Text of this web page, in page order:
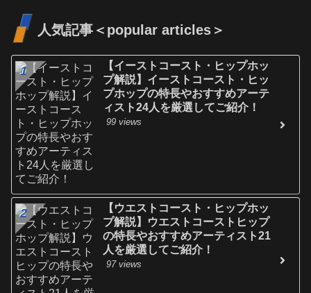
人気記事＜popular articles＞
【イーストコースト・ヒップホッ
プ解説】イーストコースト・ヒッ
プホップの特長やおすすめアーテ
ィスト24人を厳選してご紹介！
99 views
【ウエストコースト・ヒップホッ
プ解説】ウエストコーストヒップ
の特長やおすすめアーティスト21
人を厳選してご紹介！
97 views